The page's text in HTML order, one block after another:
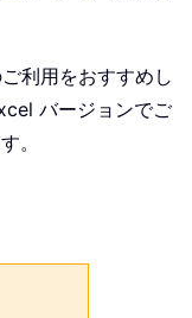
利用をおすすめし
バージョンでご
。